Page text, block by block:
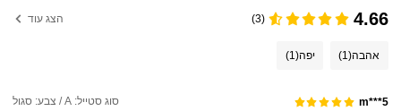
4.66
(3) הצג עוד
אהבה(1) יפה(1)
m***5 סוג סטייל: A / צבע: סגול